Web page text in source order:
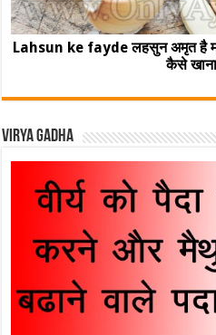
Lahsun ke fayde लहसुन अमृत है
कैसे
Virya Gadha